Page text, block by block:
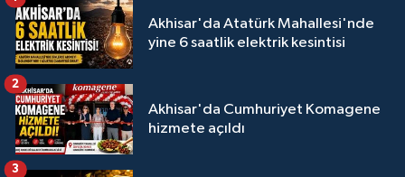
Akhisar'da Atatürk Mahallesi'nde
yine 6 saatlik elektrik kesintisi
Akhisar'da Cumhuriyet Komagene
hizmete açıldı
2
3